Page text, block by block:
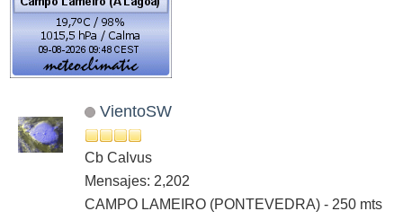
VientoSW
Cb Calvus
Mensajes: 2,202
CAMPO LAMEIRO (PONTEVEDRA) - 250 mts